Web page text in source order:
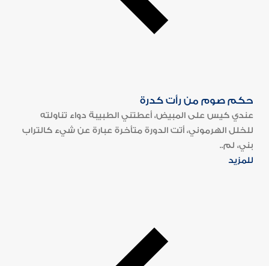
حكم صوم من رأت كدرة
عندي كيس على المبيض، أعطتني الطبيبة دواء تناولته
للخلل الهرموني، أتت الدورة متأخرة عبارة عن شيء كالتراب
بني، لم..
للمزيد